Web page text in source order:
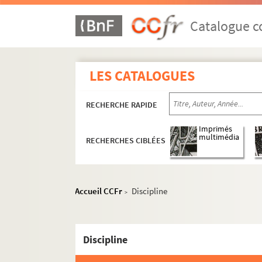
Catalogue
LES CATALOGUES
RECHERCHE RAPIDE
RECHERCHES CIBLÉES
Imprimés
multimédia
Accueil CCFr > Discipline
Discipline
BER 1 - BER 3. Education
Un conflit à Jussecourt-Mirecourt en